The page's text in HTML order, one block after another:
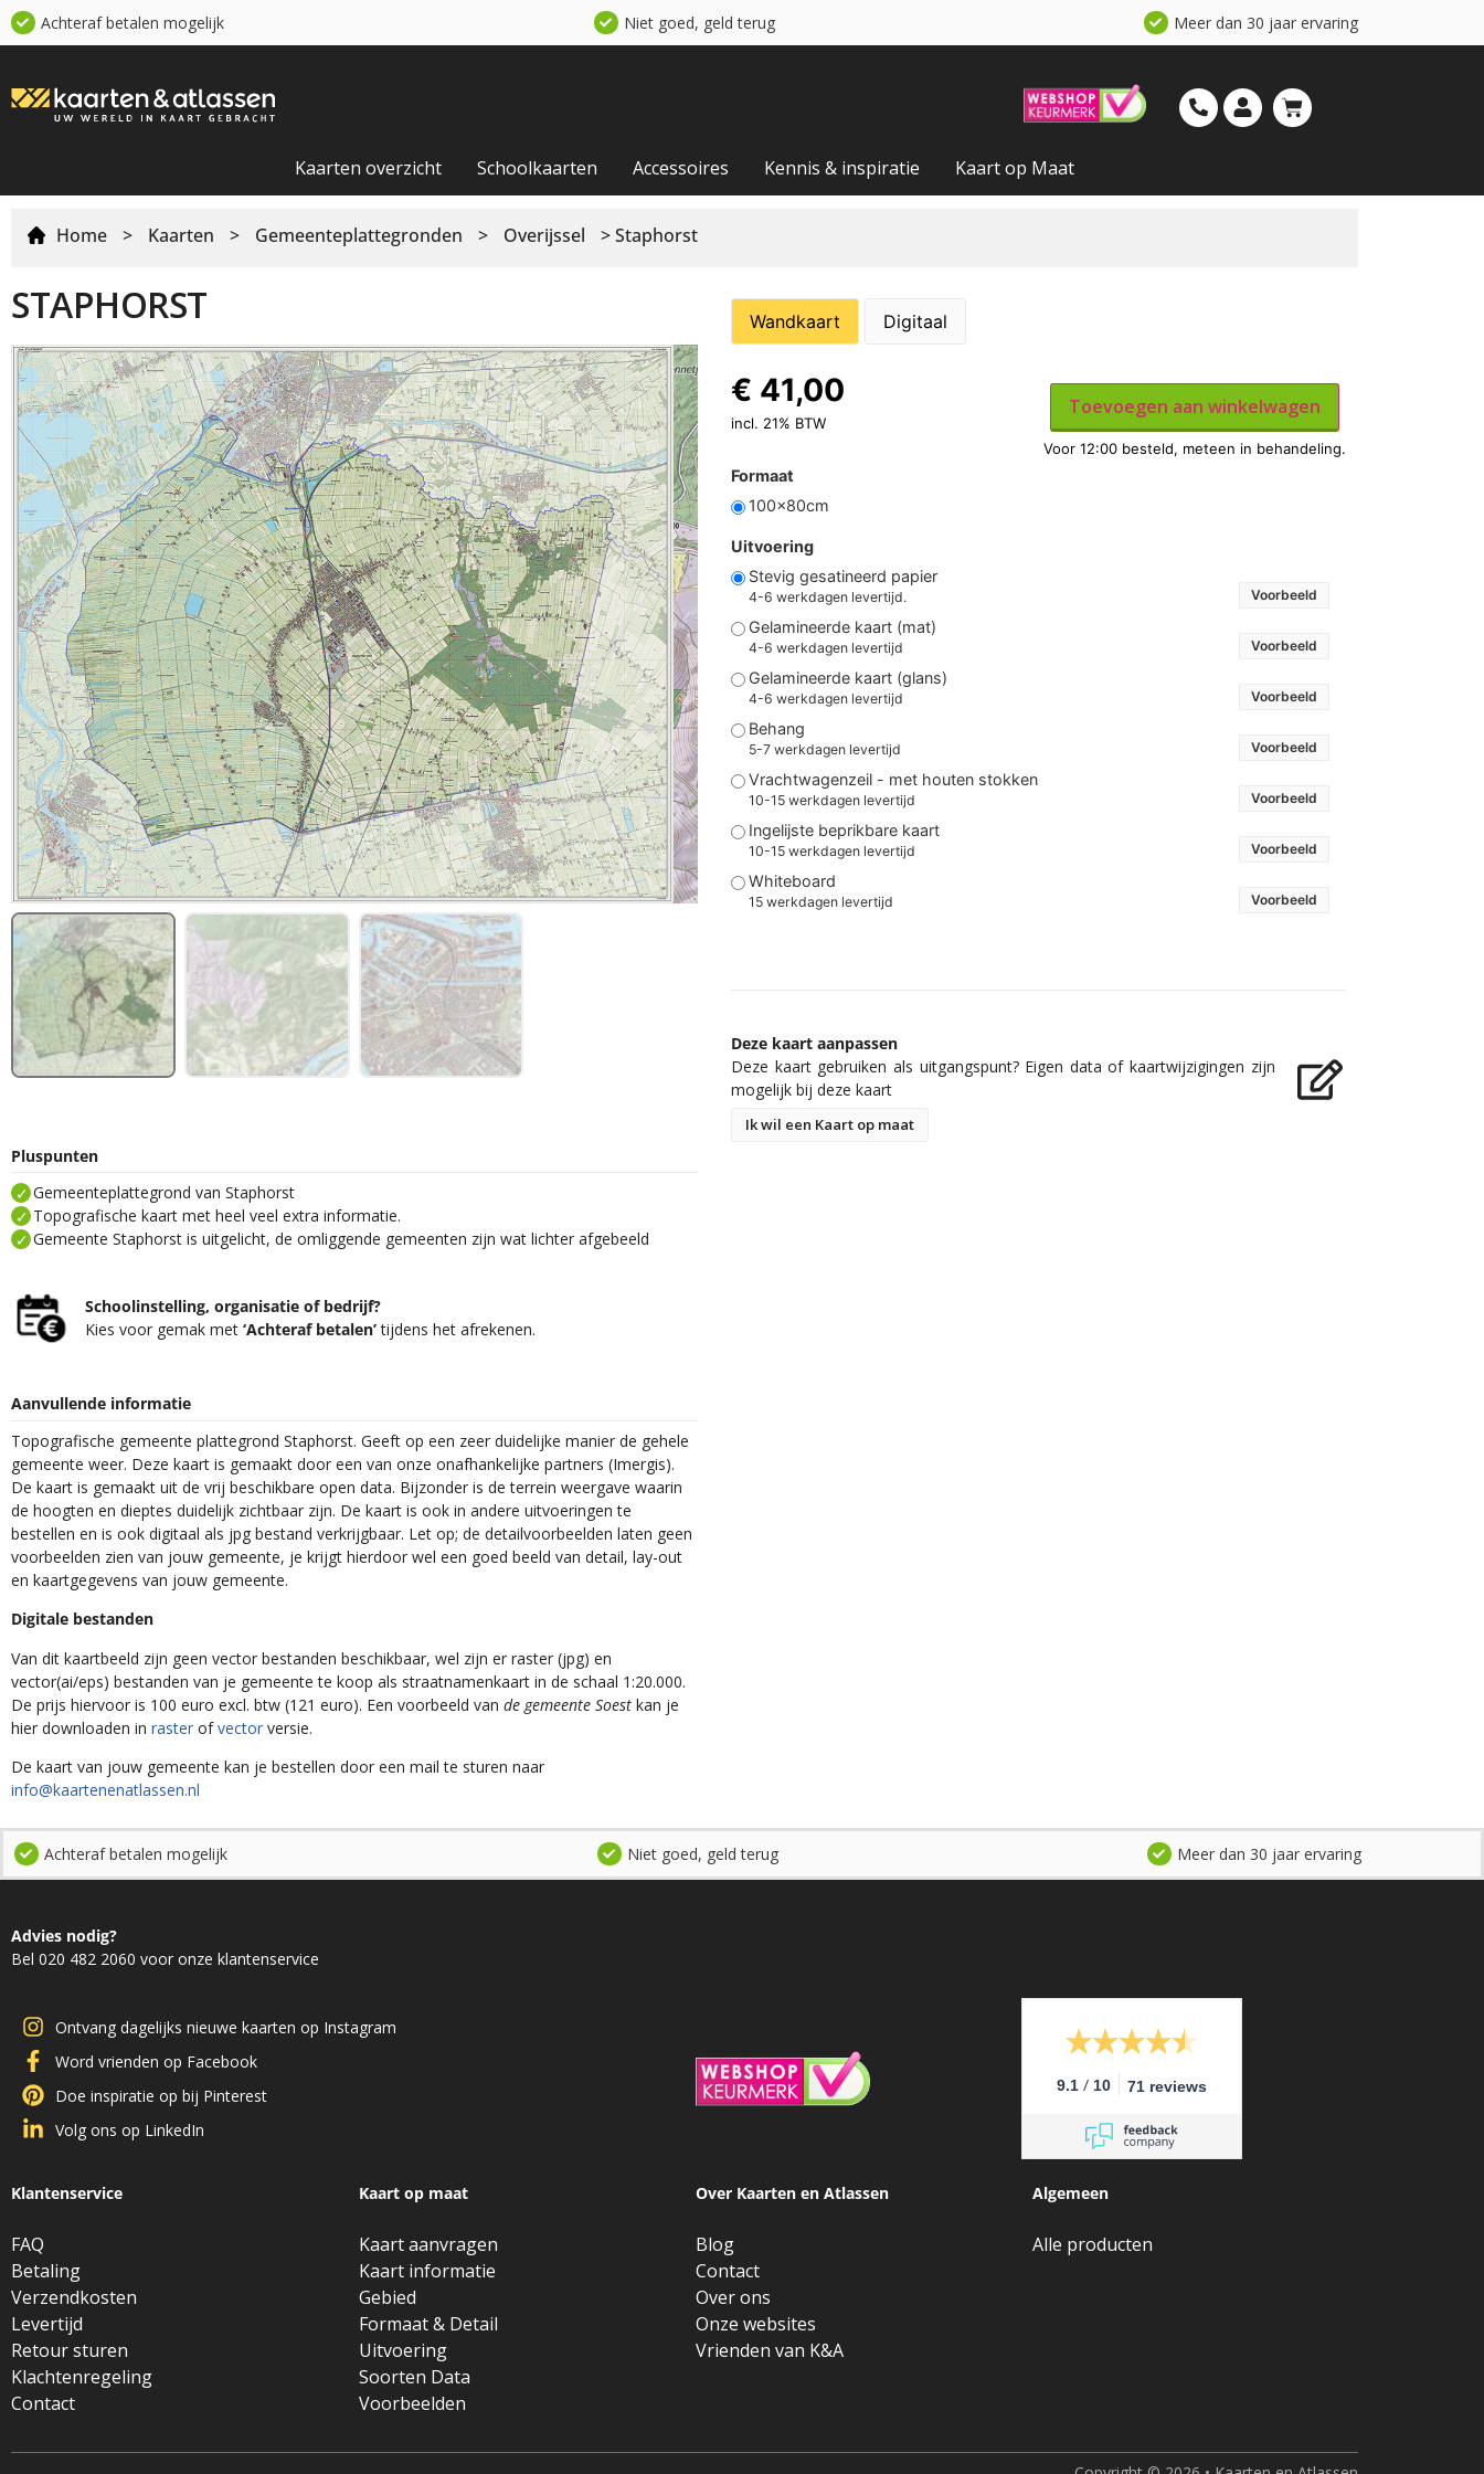
Achteraf betalen mogelijk Niet goed, geld terug Meer dan 30 jaar ervaring
Kaarten overzicht Schoolkaarten Accessoires Kennis & inspiratie Kaart op Maat
Home > Kaarten > Gemeenteplattegronden > Overijssel > Staphorst
STAPHORST
Pluspunten
Gemeenteplattegrond van Staphorst
Topografische kaart met heel veel extra informatie.
Gemeente Staphorst is uitgelicht, de omliggende gemeenten zijn wat lichter afgebeeld
Schoolinstelling, organisatie of bedrijf?
Kies voor gemak met‘Achteraf betalen’tijdens het afrekenen.
Aanvullende informatie
Topografische gemeente plattegrond Staphorst. Geeft op een zeer duidelijke manier de gehele
gemeente weer. Deze kaart is gemaakt door een van onze onafhankelijke partners (Imergis).
De kaart is gemaakt uit de vrij beschikbare open data. Bijzonder is de terrein weergave waarin
de hoogten en dieptes duidelijk zichtbaar zijn. De kaart is ook in andere uitvoeringen te
bestellen en is ook digitaal als jpg bestand verkrijgbaar. Let op; de detailvoorbeelden laten geen
voorbeelden zien van jouw gemeente, je krijgt hierdoor wel een goed beeld van detail, lay-out
en kaartgegevens van jouw gemeente.
Digitale bestanden
Van dit kaartbeeld zijn geen vector bestanden beschikbaar, wel zijn er raster (jpg) en
vector(ai/eps) bestanden van je gemeente te koop als straatnamenkaart in de schaal 1:20.000.
De prijs hiervoor is 100 euro excl. btw (121 euro). Een voorbeeld van de gemeente Soest kan je
hier downloaden in raster ofvector versie.
De kaart van jouw gemeente kan je bestellen door een mail te sturen naar
info@kaartenenatlassen.nl
Wandkaart Digitaal
Formaat
100x80cm
Uitvoering
Stevig gesatineerd papier
4-6 werkdagen levertijd. Voorbeeld
Gelamineerde kaart (mat)
4-6 werkdagen levertijd Voorbeeld
Gelamineerde kaart (glans)
4-6 werkdagen levertijd Voorbeeld
Behang
5-7 werkdagen levertijd Voorbeeld
Vrachtwagenzeil - met houten stokken
10-15 werkdagen levertijd Voorbeeld
Ingelijste beprikbare kaart
10-15 werkdagen levertijd Voorbeeld
Whiteboard
15 werkdagen levertijd Voorbeeld
€ 41,00
incl. 21% BTW
Toevoegen aan winkelwagen
Deze kaart aanpassen
Deze kaart gebruiken als uitgangspunt? Eigen data of kaartwijzigingen zijn
mogelijk bij deze kaart
Ik wil een Kaart op maat
Achteraf betalen mogelijk Niet goed, geld terug Meer dan 30 jaar ervaring
Advies nodig?
Bel 020 482 2060 voor onze klantenservice
Ontvang dagelijks nieuwe kaarten op Instagram
Word vrienden op Facebook
Doe inspiratie op bij Pinterest
Volg ons op LinkedIn
9.1 / 10 71 reviews
Klantenservice
FAQ
Betaling
Verzendkosten
Levertijd
Retour sturen
Klachtenregeling
Contact
Kaart op maat
Kaart aanvragen
Kaart informatie
Gebied
Formaat & Detail
Uitvoering
Soorten Data
Voorbeelden
Over Kaarten en Atlassen
Blog
Contact
Over ons
Onze websites
Vrienden van K&A
Algemeen
Alle producten